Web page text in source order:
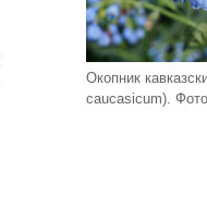
Окопник
caucasicum).